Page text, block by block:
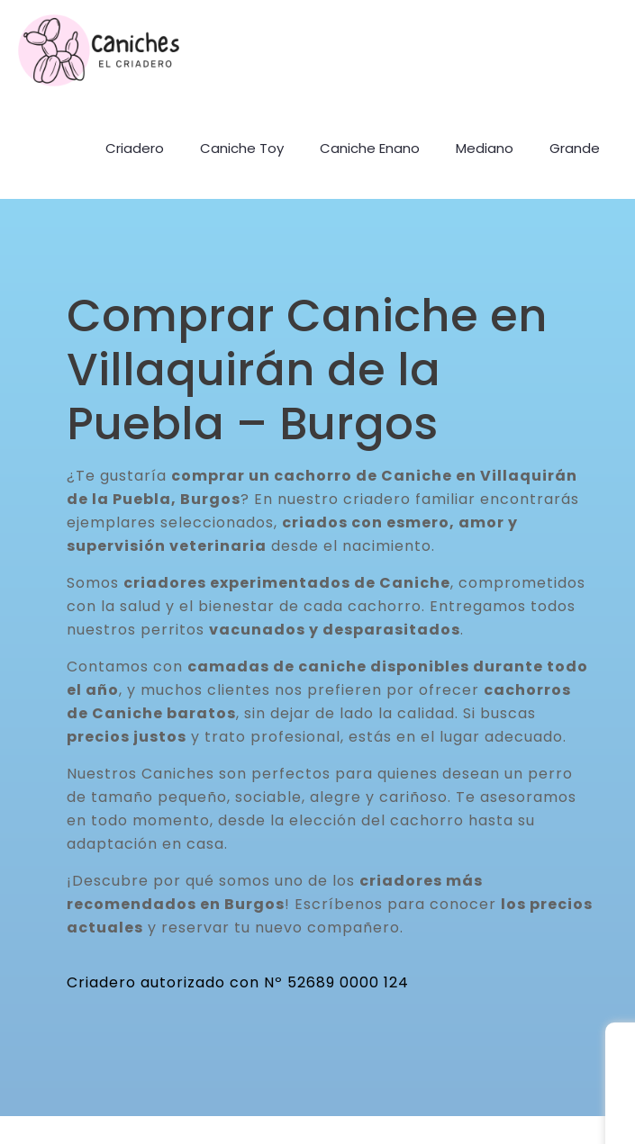
Criadero Caniche Toy Caniche Enano Mediano Grande
Comprar Caniche en
Villaquirán de la
Puebla – Burgos
¿Te gustaría comprar un cachorro de Caniche en Villaquirán
de la Puebla, Burgos? En nuestro criadero familiar encontrarás
ejemplares seleccionados, criados con esmero, amor y
supervisión veterinaria desde el nacimiento.
Somos criadores experimentados de Caniche, comprometidos
con la salud y el bienestar de cada cachorro. Entregamos todos
nuestros perritos vacunados y desparasitados.
Contamos con camadas de caniche disponibles durante todo
el año, y muchos clientes nos prefieren por ofrecer cachorros
de Caniche baratos, sin dejar de lado la calidad. Si buscas
precios justos y trato profesional, estás en el lugar adecuado.
Nuestros Caniches son perfectos para quienes desean un perro
de tamaño pequeño, sociable, alegre y cariñoso. Te asesoramos
en todo momento, desde la elección del cachorro hasta su
adaptación en casa.
¡Descubre por qué somos uno de los criadores más
recomendados en Burgos! Escríbenos para conocer los precios
actuales y reservar tu nuevo compañero.
Criadero autorizado con Nº 52689 0000 124